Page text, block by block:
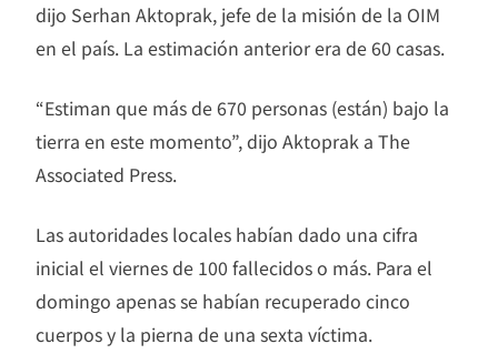
dijo Serhan Aktoprak, jefe de la misión de la OIM
en el país. La estimación anterior era de 60 casas.
“Estiman que más de 670 personas (están) bajo la
tierra en este momento”, dijo Aktoprak a The
Associated Press.
Las autoridades locales habían dado una cifra
inicial el viernes de 100 fallecidos o más. Para el
domingo apenas se habían recuperado cinco
cuerpos y la pierna de una sexta víctima.